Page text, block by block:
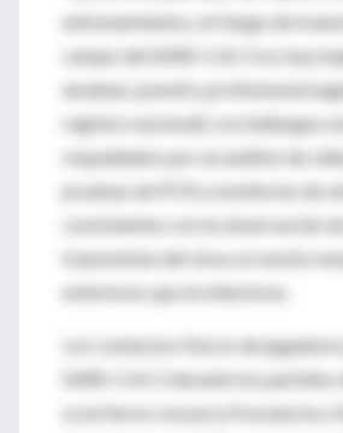
entrenamientos, el riesgo de
campo del SARS-CoV-2 es muy
amateur, juvenil y profesional
registro nacional). Los hallazgos
respaldados por un análisis de
pruebas de PCR y monitoreo de
consistentes con la observación
transmisión del virus es mucho
exteriores que en interiores.
Los contactos físicos de
SARS-CoV-2 durante los partidos
ocurrieron con poca frecuencia y